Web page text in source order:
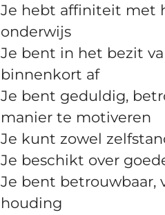
Je hebt affiniteit met
onderwijs
Je bent in het bezit
binnenkort af
Je bent geduldig,
manier te motiveren
Je kunt zowel
Je beschikt over
Je bent betrouwbaar,
houding